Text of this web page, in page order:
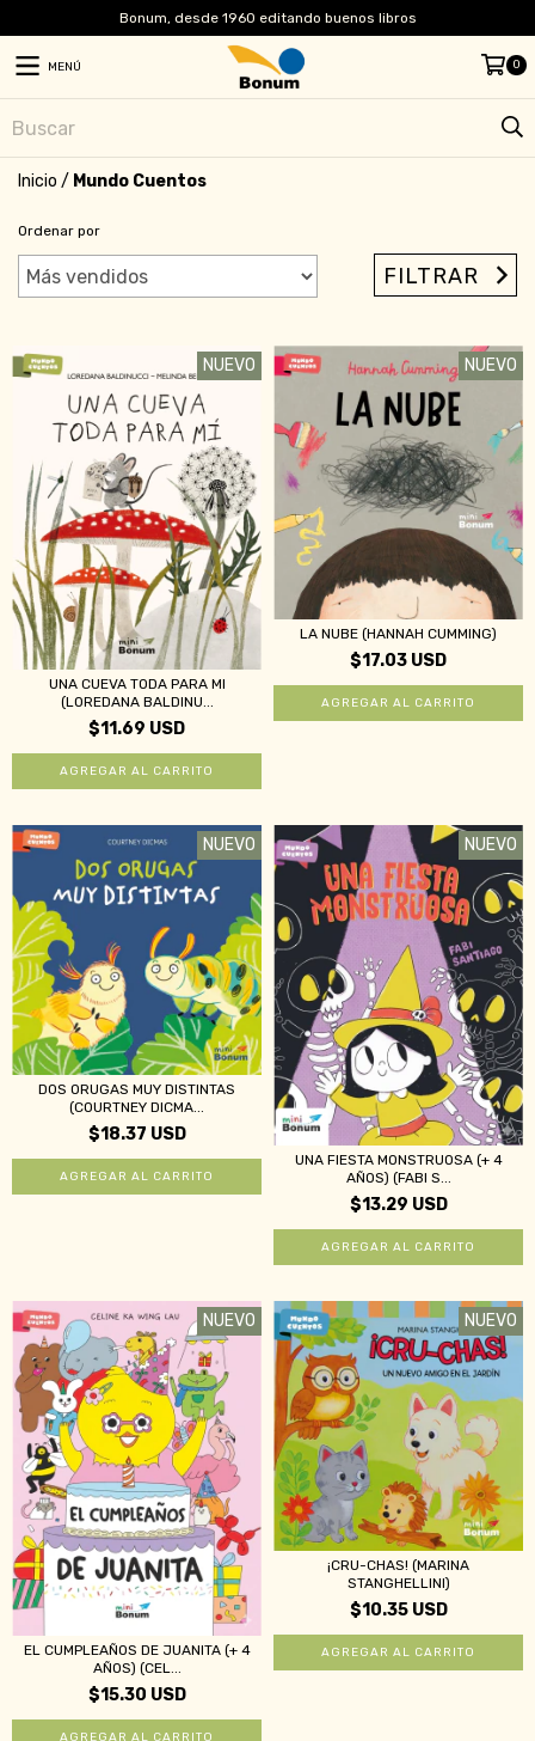
Bonum, desde 1960 editando buenos libros
MENÚ 0
Inicio / Mundo Cuentos
Ordenar por
FILTRAR
NUEVO
UNA CUEVA TODA PARA MI
(LOREDANA BALDINU...
$11.69 USD
NUEVO
LA NUBE (HANNAH CUMMING)
$17.03 USD
NUEVO
DOS ORUGAS MUY DISTINTAS
(COURTNEY DICMA...
$18.37 USD
NUEVO
UNA FIESTA MONSTRUOSA (+ 4
AÑOS) (FABI S...
$13.29 USD
NUEVO
EL CUMPLEAÑOS DE JUANITA (+ 4
AÑOS) (CEL...
$15.30 USD
NUEVO
¡CRU-CHAS! (MARINA
STANGHELLINI)
$10.35 USD